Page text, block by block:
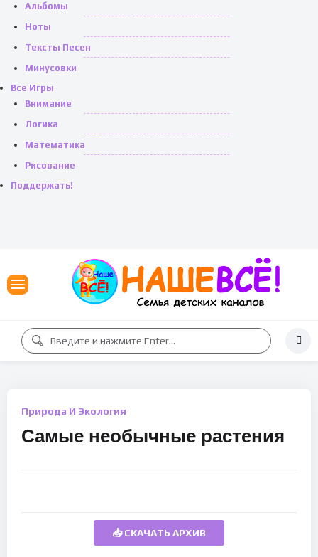
Альбомы
Ноты
Тексты Песен
Минусовки
Все Игры
Внимание
Логика
Математика
Рисование
Поддержать!
Природа И Экология
Самые необычные растения
📥 СКАЧАТЬ АРХИВ